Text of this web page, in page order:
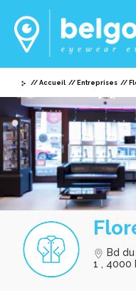
Accueil Entreprises
Bd
1 , 4000